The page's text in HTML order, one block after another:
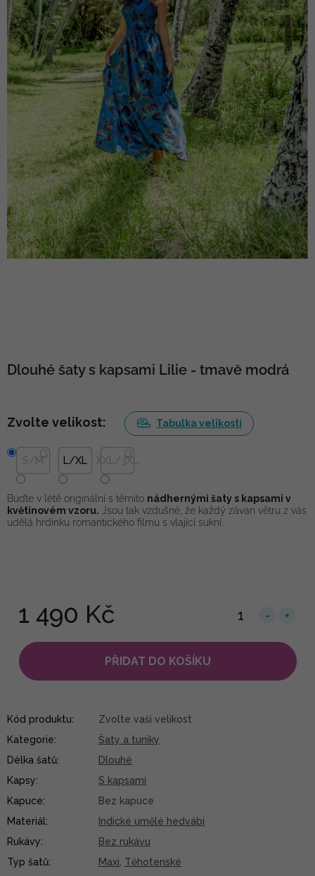
Dlouhé šaty s kapsami Lilie - tmavě modrá
1 490 Kč
PŘIDAT DO KOŠÍKU
Zvolte velikost: Tabulka velikostí
S/M L/XL XXL/3XL
Buďte v létě originální s těmito nádhernými šaty s kapsami v
květinovém vzoru. Jsou tak vzdušné, že každý závan větru z vás
udělá hrdinku romantického filmu s vlající sukní.
Kód produktu:
Zvolte vaši velikost
Kategorie:
Šaty a tuniky
Délka šatů:
Dlouhé
Kapsy:
S kapsami
Kapuce:
Bez kapuce
Materiál:
Indické umělé hedvábí
Rukávy:
Bez rukávu
Typ šatů: Maxi Těhotenské